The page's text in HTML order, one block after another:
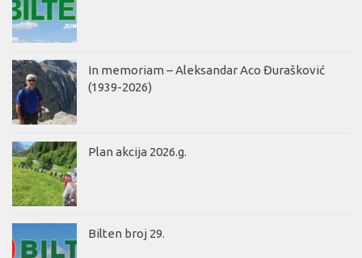
In memoriam – Aleksandar Aco Đurašković
(1939-2026)
Plan akcija 2026.g.
Bilten broj 29.